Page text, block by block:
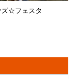
ズ☆フェスタ